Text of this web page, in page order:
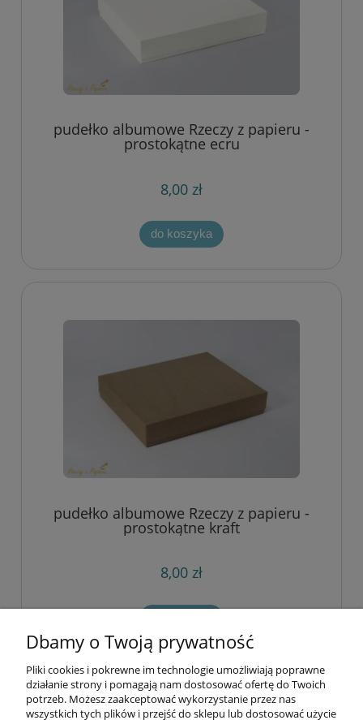
pudełko albumowe Rzeczy z papieru -
prostokątne ecru
8,00 zł
do koszyka
pudełko albumowe Rzeczy z papieru -
prostokątne kraft
8,00 zł
Informacje
Dbamy o Twoją prywatność
Pliki cookies i pokrewne im technologie umożliwiają poprawne
działanie strony i pomagają nam dostosować ofertę do Twoich
potrzeb. Możesz zaakceptować wykorzystanie przez nas
wszystkich tych plików i przejść do sklepu lub dostosować użycie